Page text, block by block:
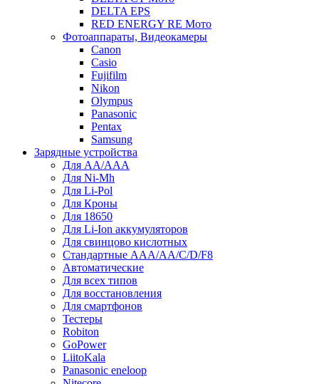
DELTA EPS
RED ENERGY RE Мото
Фотоаппараты, Видеокамеры
Canon
Casio
Fujifilm
Nikon
Olympus
Panasonic
Pentax
Samsung
Зарядные устройства
Для AA/AAA
Для Ni-Mh
Для Li-Pol
Для Кроны
Для 18650
Для Li-Ion аккумуляторов
Для свинцово кислотных
Стандартные ААА/АА/С/D/F8
Автоматические
Для всех типов
Для восстановления
Для смартфонов
Тестеры
Robiton
GoPower
LiitoKala
Panasonic eneloop